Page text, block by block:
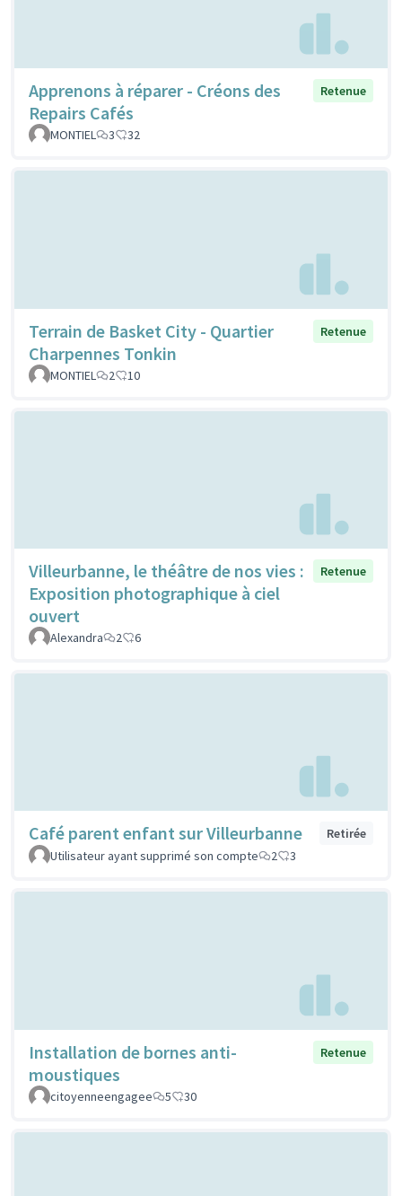
Apprenons à réparer - Créons des
Repairs Cafés
Retenue
MONTIEL 3 32
Terrain de Basket City - Quartier
Charpennes Tonkin
Retenue
MONTIEL 2 10
Villeurbanne, le théâtre de nos vies :
Exposition photographique à ciel
ouvert
Retenue
Alexandra 2 6
Café parent enfant sur Villeurbanne
Retirée
Utilisateur ayant supprimé son compte
2 3
Installation de bornes anti-
moustiques
Retenue
citoyenneengagee 5 30